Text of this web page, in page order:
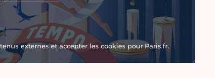
externes et accepter les cookies pour Paris.fr.